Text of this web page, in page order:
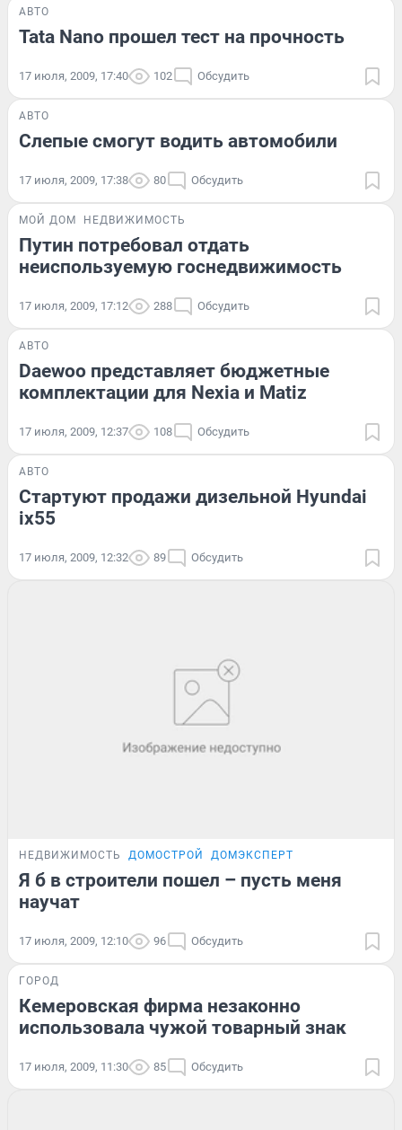
АВТО
Tata Nano прошел тест на прочность
17 июля, 2009, 17:40 102 Обсудить
АВТО
Слепые смогут водить автомобили
17 июля, 2009, 17:38 80 Обсудить
МОЙ ДОМ НЕДВИЖИМОСТЬ
Путин потребовал отдать
неиспользуемую госнедвижимость
17 июля, 2009, 17:12 288 Обсудить
АВТО
Daewoo представляет бюджетные
комплектации для Nexia и Matiz
17 июля, 2009, 12:37 108 Обсудить
АВТО
Стартуют продажи дизельной Hyundai
ix55
17 июля, 2009, 12:32 89 Обсудить
НЕДВИЖИМОСТЬ ДОМОСТРОЙ ДОМЭКСПЕРТ
Я б в строители пошел – пусть меня
научат
17 июля, 2009, 12:10 96 Обсудить
ГОРОД
Кемеровская фирма незаконно
использовала чужой товарный знак
17 июля, 2009, 11:30 85 Обсудить